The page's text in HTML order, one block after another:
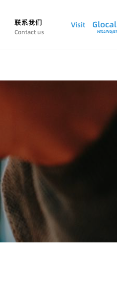
联系我们
Contact us
Visit Glocal
WILLINGJET